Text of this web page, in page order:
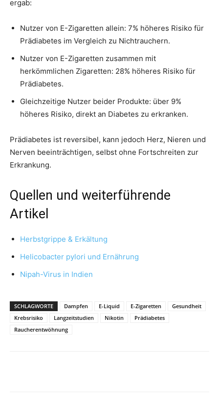
ergab:
Nutzer von E-Zigaretten allein: 7% höheres Risiko für
Prädiabetes im Vergleich zu Nichtrauchern.
Nutzer von E-Zigaretten zusammen mit
herkömmlichen Zigaretten: 28% höheres Risiko für
Prädiabetes.
Gleichzeitige Nutzer beider Produkte: über 9%
höheres Risiko, direkt an Diabetes zu erkranken.
Prädiabetes ist reversibel, kann jedoch Herz, Nieren und
Nerven beeinträchtigen, selbst ohne Fortschreiten zur
Erkrankung.
Quellen und weiterführende
Artikel
Herbstgrippe & Erkältung
Helicobacter pylori und Ernährung
Nipah-Virus in Indien
SCHLAGWORTE Dampfen E-Liquid E-Zigaretten
Gesundheit
Krebsrisiko
Langzeitstudien Nikotin
Prädiabetes
Raucherentwöhnung